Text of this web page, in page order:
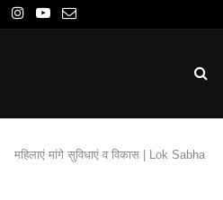
महिलाएं मांगे सुविधाएं व विकास | Lok Sabha